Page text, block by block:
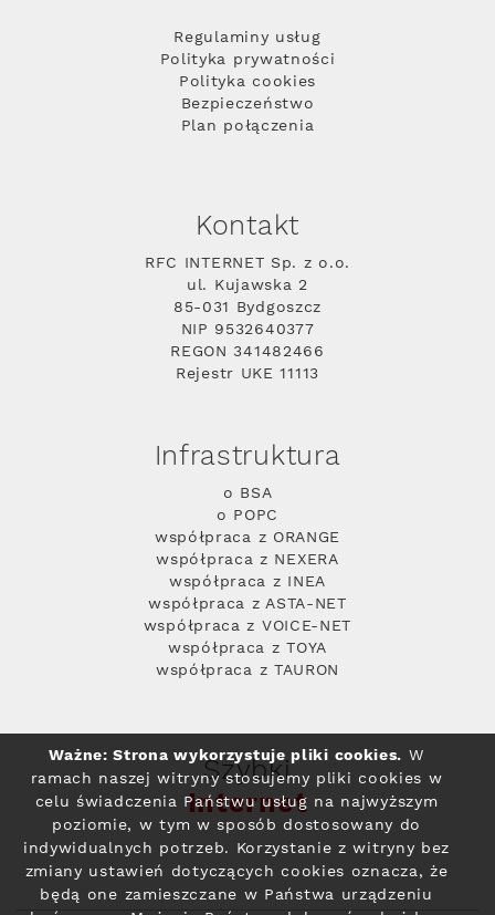
Regulaminy usług
Polityka prywatności
Polityka cookies
Bezpieczeństwo
Plan połączenia
Kontakt
RFC INTERNET Sp. z o.o.
ul. Kujawska 2
85-031 Bydgoszcz
NIP 9532640377
REGON 341482466
Rejestr UKE 11113
Infrastruktura
o BSA
o POPC
współpraca z ORANGE
współpraca z NEXERA
współpraca z INEA
współpraca z ASTA-NET
współpraca z VOICE-NET
współpraca z TOYA
współpraca z TAURON
Szybki
Internet
Ważne: Strona wykorzystuje pliki cookies. W
ramach naszej witryny stosujemy pliki cookies w
celu świadczenia Państwu usług na najwyższym
poziomie, w tym w sposób dostosowany do
indywidualnych potrzeb. Korzystanie z witryny bez
zmiany ustawień dotyczących cookies oznacza, że
będą one zamieszczane w Państwa urządzeniu